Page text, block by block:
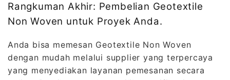
Rangkuman Akhir: Pembelian Geotextile
Non Woven untuk Proyek Anda.
Anda bisa memesan Geotextile Non Woven
dengan mudah melalui supplier yang terpercaya
yang menyediakan layanan pemesanan secara